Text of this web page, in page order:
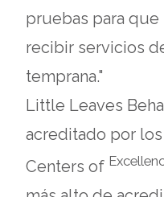
pruebas para que
recibir servicios
temprana."
Little Leaves
acreditado por
Centers of